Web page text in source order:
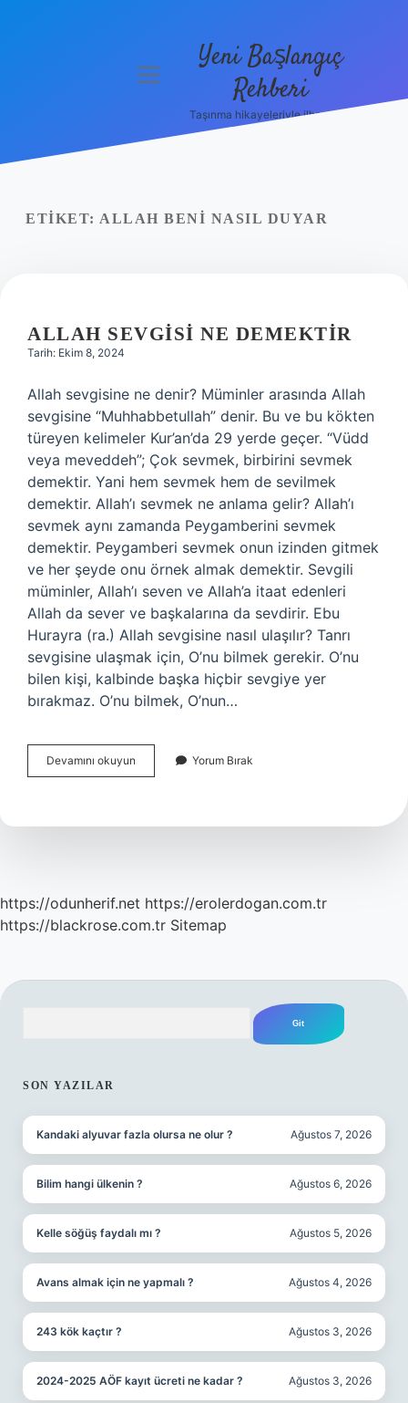
Politikası
menüyü
Yeni Başlangıç
Rehberi
Taşınma hikayeleriyle ilham bul!
ETIKET: ALLAH BENI NASIL DUYAR
ALLAH SEVGISI NE DEMEKTIR
Tarih: Ekim 8, 2024
Allah sevgisine ne denir? Müminler arasında Allah
sevgisine “Muhhabbetullah” denir. Bu ve bu kökten
türeyen kelimeler Kur’an’da 29 yerde geçer. “Vüdd
veya meveddeh”; Çok sevmek, birbirini sevmek
demektir. Yani hem sevmek hem de sevilmek
demektir. Allah’ı sevmek ne anlama gelir? Allah’ı
sevmek aynı zamanda Peygamberini sevmek
demektir. Peygamberi sevmek onun izinden gitmek
ve her şeyde onu örnek almak demektir. Sevgili
müminler, Allah’ı seven ve Allah’a itaat edenleri
Allah da sever ve başkalarına da sevdirir. Ebu
Hurayra (ra.) Allah sevgisine nasıl ulaşılır? Tanrı
sevgisine ulaşmak için, O’nu bilmek gerekir. O’nu
bilen kişi, kalbinde başka hiçbir sevgiye yer
bırakmaz. O’nu bilmek, O’nun…
Devamını okuyun
Sevgisi
Yorum Bırak
https://odunherif.net https://erolerdogan.com.tr
https://blackrose.com.tr Sitemap
SON YAZILAR
Kandaki alyuvar fazla olursa ne olur ? Ağustos 7, 2026
Bilim hangi ülkenin ? Ağustos 6, 2026
Kelle söğüş faydalı mı ? Ağustos 5, 2026
Avans almak için ne yapmalı ? Ağustos 4, 2026
243 kök kaçtır ? Ağustos 3, 2026
2024-2025 AÖF kayıt ücreti ne kadar ? Ağustos 3, 2026